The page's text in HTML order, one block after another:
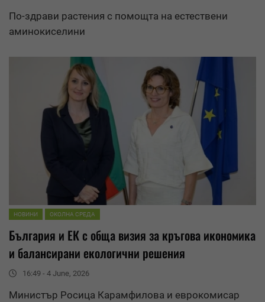
По-здрави растения с помощта на естествени
аминокиселини
НОВИНИ ОКОЛНА СРЕДА
България и ЕК с обща визия за кръгова икономика
и балансирани екологични решения
16:49 - 4 June, 2026
Министър Росица Карамфилова и еврокомисар